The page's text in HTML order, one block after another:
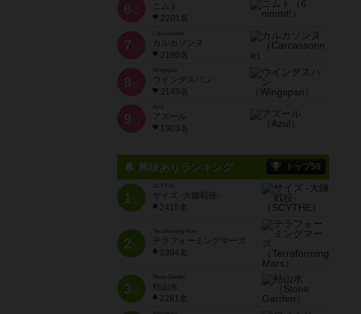
6 位
ニムト
2201名
7 位
Carcassonne
カルカソンヌ
2190名
8 位
Wingspan
ウイングスパン
2149名
9 位
Azul
アズール
1903名
興味ありランキング トップ50
1位
SCYTHE
サイズ -大鎌戦役-
2415名
2位
Terraforming Mars
テラフォーミングマーズ
2394名
3位
Stone Garden
枯山水
2281名